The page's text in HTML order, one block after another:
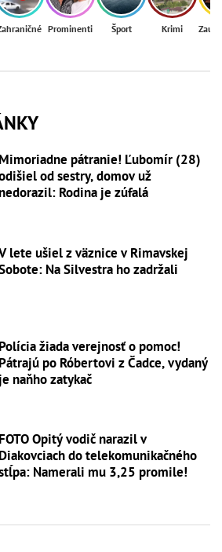
Prominenti Šport Krimi
Mimoriadne pátranie! Ľubomír (28)
od sestry, domov už
nedorazil: Rodina je zúfalá
lete ušiel z väznice v Rimavskej
Na Silvestra ho zadržali
Polícia žiada verejnosť o pomoc!
Pátrajú po Róbertovi z Čadce, vydaný
je naňho zatykač
FOTO Opitý vodič narazil v
Diakovciach do telekomunikačného
Namerali mu 3,25 promile!